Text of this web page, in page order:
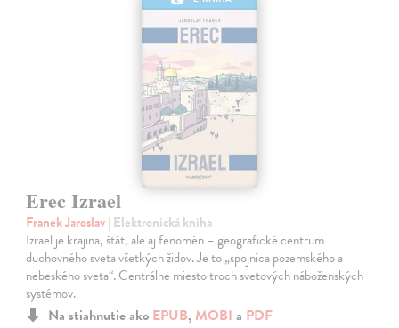
Erec Izrael
Franek Jaroslav| Elektronická kniha
Izrael je krajina, štát, ale aj fenomén – geografické centrum
duchovného sveta všetkých židov. Je to „spojnica pozemského a
nebeského sveta“. Centrálne miesto troch svetových náboženských
systémov.
Na stiahnutie ako EPUB, MOBI a PDF